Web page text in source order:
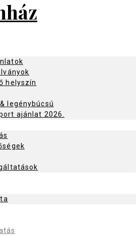
helyszín
legénybúcsú
ajánlat 2026.